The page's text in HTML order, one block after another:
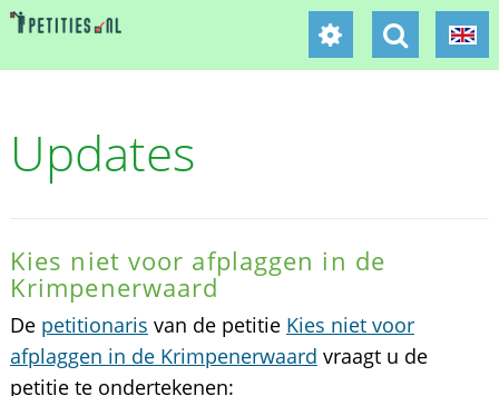
Updates
Kies niet voor afplaggen in de
Krimpenerwaard
De petitionaris van de petitie Kies niet voor
afplaggen in de Krimpenerwaard vraagt u de
petitie te ondertekenen: